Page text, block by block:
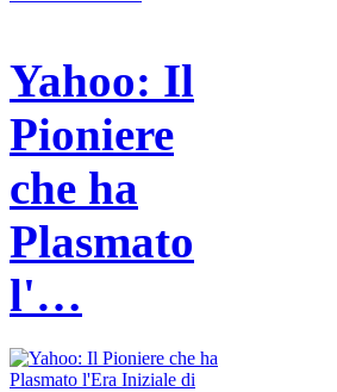
Yahoo: Il
Pioniere
che ha
Plasmato
l'…